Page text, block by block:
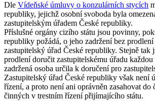
Dle Vídeňské úmluvy o konzulárních stycích
republiky, jejichž osobní svoboda byla
zastupitelským úřadem České republiky.
Příslušné orgány cizího státu jsou povinny,
republiky požádá, o jeho zadržení bez
zastupitelský úřad České republiky. Stejně tak
prodlení doručit zastupitelskému úřadu
zadržená osoba určila k doručení pro
Zastupitelský úřad České republiky však není
řízení, a proto není ani oprávněn zasahovat do
činných v trestním řízení přijímajícího státu.